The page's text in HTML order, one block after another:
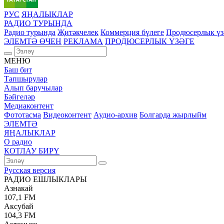
РУС ЯҢАЛЫКЛАР
РАДИО ТУРЫНДА
Радио турында Җитәкчелек Коммерция бүлеге Продюсерлык
ЭЛЕМТӘ ӨЧЕН РЕКЛАМА ПРОДЮСЕРЛЫК ҮЗӘГЕ
МЕНЮ
Баш бит
Тапшырулар
Алып баручылар
Бәйгеләр
Медиаконтент
Фототасма Видеоконтент Аудио-архив Болгарда жырлыйм
ЭЛЕМТӘ
ЯҢАЛЫКЛАР
О радио
КОТЛАУ БИРҮ
Русская версия
РАДИО ЕШЛЫКЛАРЫ
Азнакай
107,1 FM
Аксубай
104,3 FM